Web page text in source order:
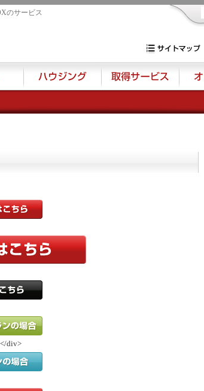
のサービス
ちら
ちら
ちら
の場合
div>
場合